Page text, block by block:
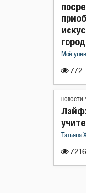
772
Мой
НОВОСТИ
7216
Татьяна